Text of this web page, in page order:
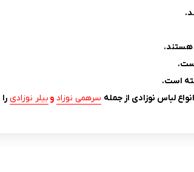
هستند.
است.
لباس نوزادی از جمله سرهمی نوزاد و بیلر نوزادی